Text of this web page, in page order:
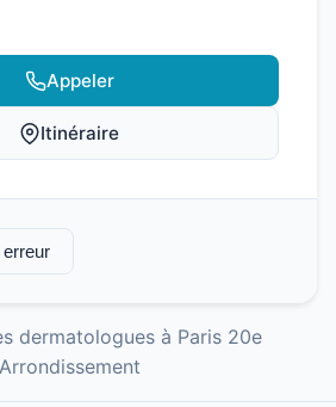
Appeler
Itinéraire
erreur
dermatologues à Paris 20e
Arrondissement